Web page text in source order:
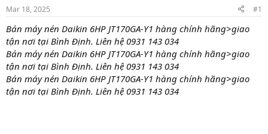
t
a
t
e
r
t
e
Mar 18, 2025 #1
Bán máy nén Daikin 6HP JT170GA-Y1 hàng chính hãng>giao
tận nơi tại Bình Định. Liên hệ 0931 143 034
Bán máy nén Daikin 6HP JT170GA-Y1 hàng chính hãng>giao
tận nơi tại Bình Định. Liên hệ 0931 143 034
Bán máy nén Daikin 6HP JT170GA-Y1 hàng chính hãng>giao
tận nơi tại Bình Định. Liên hệ 0931 143 034